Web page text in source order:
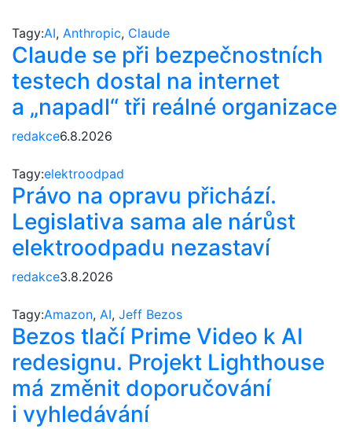
Tagy:AI, Anthropic, Claude
Claude se při bezpečnostních
testech dostal na internet
a „napadl“ tři reálné organizace
redakce6.8.2026
Tagy:elektroodpad
Právo na opravu přichází.
Legislativa sama ale nárůst
elektroodpadu nezastaví
redakce3.8.2026
Tagy:Amazon, AI, Jeff Bezos
Bezos tlačí Prime Video k AI
redesignu. Projekt Lighthouse
má změnit doporučování
i vyhledávání